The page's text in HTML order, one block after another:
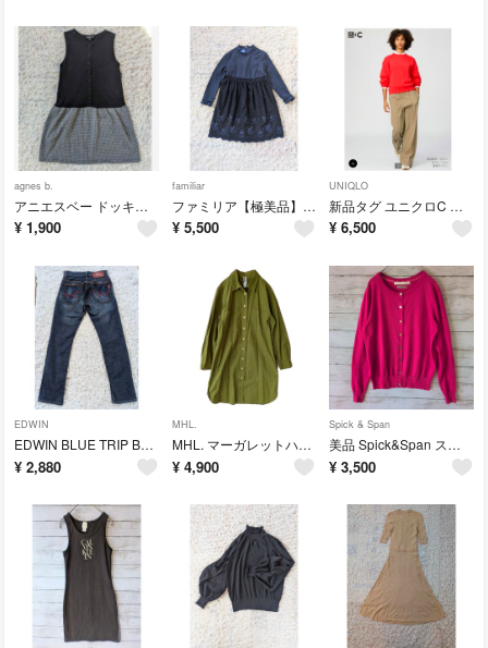
agnes b.
アニエスベー ドッキングワンピース 130 チェック 黒 ノースリーブ 春秋
¥ 1,900
familiar
ファミリア【極美品】ドッキングワンピース 110 ウール 長袖 刺繍 フリル 女の子 長袖
¥ 5,500
UNIQLO
新品タグ ユニクロC イージーワイドパンツ ベージュ L 完売品
¥ 6,500
EDWIN
EDWIN BLUE TRIP BTJ502 濃紺 ジーンズ 27 日本製
¥ 2,880
MHL.
MHL. マーガレットハウエル コットン シャツワンピース Ⅱ グリーン 日本製
¥ 4,900
Spick & Span
美品 Spick&Span スピックアンドスパン カーディガン ピンク イタリア製糸使用 F
¥ 3,500